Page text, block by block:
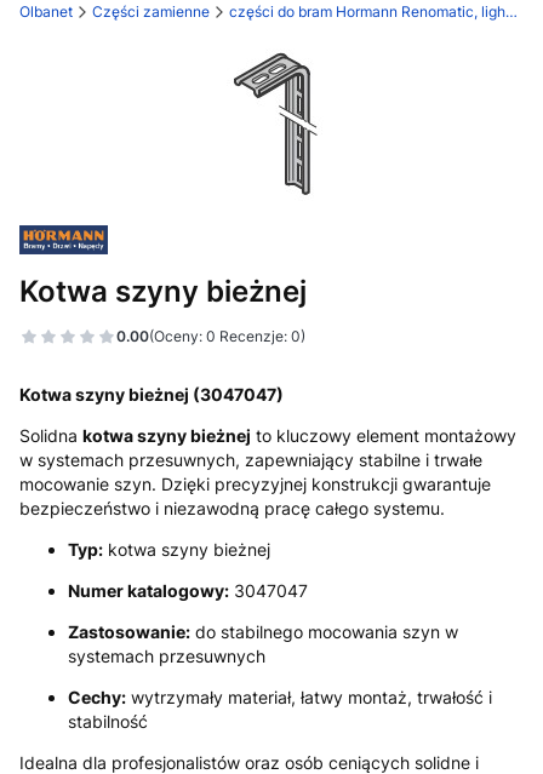
Olbanet Części zamienne części do bram Hormann Renomatic, light EcoStar
Kotwa szyny bieżnej
0.00(Oceny: 0 Recenzje: 0)
Kotwa szyny bieżnej (3047047)
Solidna kotwa szyny bieżnej to kluczowy element montażowy
w systemach przesuwnych, zapewniający stabilne i trwałe
mocowanie szyn. Dzięki precyzyjnej konstrukcji gwarantuje
bezpieczeństwo i niezawodną pracę całego systemu.
Typ: kotwa szyny bieżnej
Numer katalogowy: 3047047
Zastosowanie: do stabilnego mocowania szyn w
systemach przesuwnych
Cechy: wytrzymały materiał, łatwy montaż, trwałość i
stabilność
Idealna dla profesjonalistów oraz osób ceniących solidne i